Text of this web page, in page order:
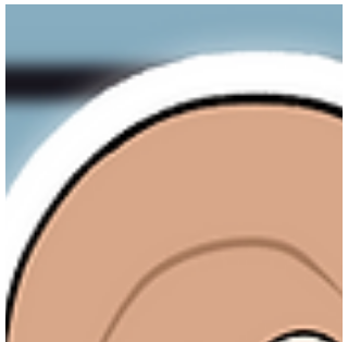
ดาวน์โหลดผ่าน LINE STORE :
162/th #ChatStick #สติกเกอร์ไลน์ #สติ๊กเกอร์
ไลน์ #สติ๊กเกอร์ #สร้างแบรนด์ #รับวาดสติกเกอร์
#สติกเกอร์น่ารัก #รับวาดการ์ตูน #สติ๊กเกอร์แจก
ฟรี #EventSticker #สติ๊กเกอร์ประจำแบรนด์
#LINE #StickerLINE #รับออกแบบ #ดูแลเพจ
#แจกสติกเกอร์ไลน์ #VDOMotion #ร้านค้า
ออนไลน์ #สร้างLINE